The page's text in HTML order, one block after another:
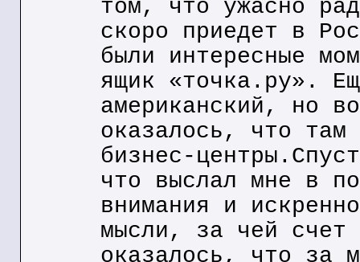
том, что ужасно
скоро приедет в
были интересные
ящик «точка.ру».
американский, но
оказалось, что
бизнес-
что выслал мне в
внимания и
мысли, за чей счет
оказалось, что за